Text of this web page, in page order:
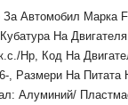
За Автомобил Марка
На
Hp, Код На
, Размери На Питата
Алуминий/